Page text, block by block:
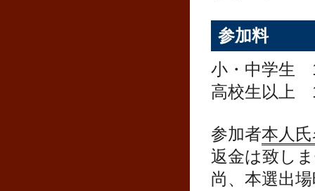
参加料
小・中学生
高校生以上
参加者本人
返金は致し
尚、本選出